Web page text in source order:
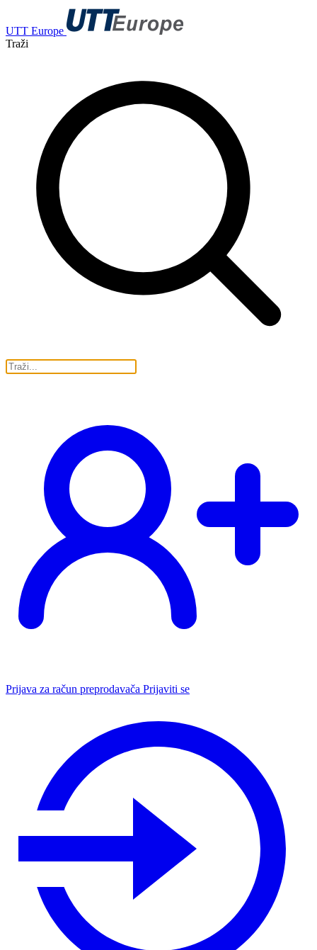
UTT Europe
Traži
Prijava za račun preprodavača Prijaviti se